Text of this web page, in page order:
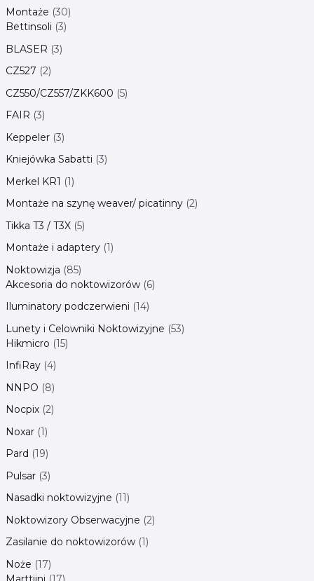
Montaże 30
Bettinsoli 3
BLASER 3
CZ527 2
CZ550/CZ557/ZKK600 5
FAIR 3
Keppeler 3
Kniejówka Sabatti 3
Merkel KR1 1
Montaże na szynę weaver/ picatinny 2
Tikka T3 / T3X 5
Montaże i adaptery 1
Noktowizja 85
Akcesoria do noktowizorów 6
Iluminatory podczerwieni 14
Lunety i Celowniki Noktowizyjne 53
Hikmicro 15
InfiRay 4
NNPO 8
Nocpix 2
Noxar 1
Pard 19
Pulsar 3
Nasadki noktowizyjne 11
Noktowizory Obserwacyjne 2
Zasilanie do noktowizorów 1
Noże 17